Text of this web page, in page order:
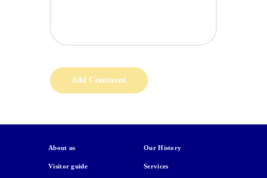
About us Our History
Visitor guide Services